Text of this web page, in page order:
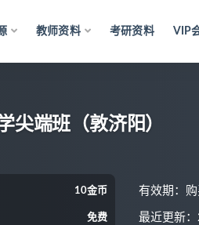
教师资料 考研资料 VIP
尖端班（敦济阳）
10金币
免费
有效期：
最近更新